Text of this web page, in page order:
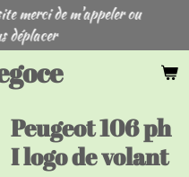
merci de m'appeler ou
déplacer
Peugeot 106 ph
I logo de volant